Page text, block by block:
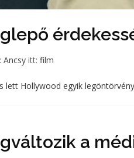
Ancsy itt: film
lett Hollywood egyik
a